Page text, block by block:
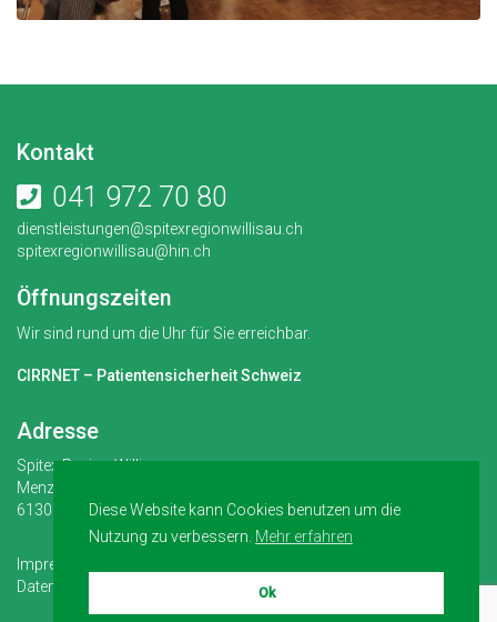
Kontakt
041 972 70 80
dienstleistungen@spitexregionwillisau.ch
spitexregionwillisau@hin.ch
Öffnungszeiten
Wir sind rund um die Uhr für Sie erreichbar.
CIRRNET – Patientensicherheit Schweiz
Adresse
Spitex Region Willisau
Menznauerstrasse 31
6130 Willisau
Impressum
Datenschutz
Diese Website kann Cookies benutzen um die
Nutzung zu verbessern. Mehr erfahren
Ok